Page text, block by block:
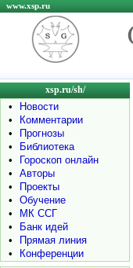
www.xsp.ru
xsp.ru/sh/
•
Новости
•
Комментарии
•
Прогнозы
•
Библиотека
•
Гороскоп онлайн
•
Авторы
•
Проекты
•
Обучение
•
МК ССГ
•
Банк идей
•
Прямая линия
•
Конференции